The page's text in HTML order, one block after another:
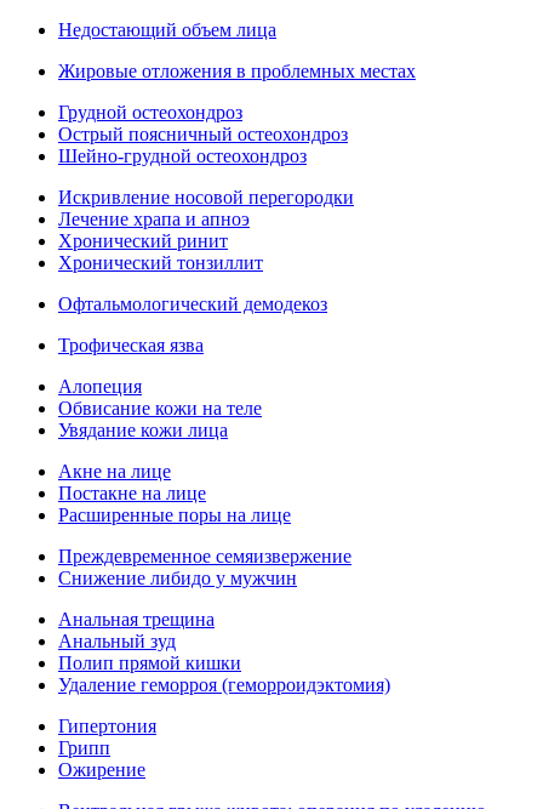
Недостающий объем лица
Жировые отложения в проблемных местах
Грудной остеохондроз
Острый поясничный остеохондроз
Шейно-грудной остеохондроз
Искривление носовой перегородки
Лечение храпа и апноэ
Хронический ринит
Хронический тонзиллит
Офтальмологический демодекоз
Трофическая язва
Алопеция
Обвисание кожи на теле
Увядание кожи лица
Акне на лице
Постакне на лице
Расширенные поры на лице
Преждевременное семяизвержение
Снижение либидо у мужчин
Анальная трещина
Анальный зуд
Полип прямой кишки
Удаление геморроя (геморроидэктомия)
Гипертония
Грипп
Ожирение